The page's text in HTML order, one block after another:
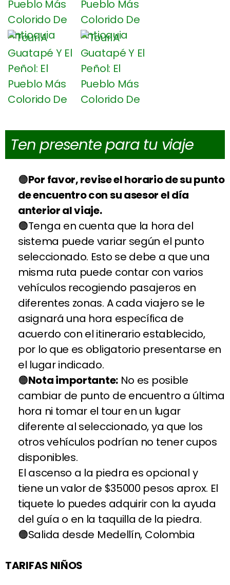
Ten presente para tu viaje
Por favor, revise el horario de su punto
de encuentro con su asesor el día
anterior al viaje.
Tenga en cuenta que la hora del
sistema puede variar según el punto
seleccionado. Esto se debe a que una
misma ruta puede contar con varios
vehículos recogiendo pasajeros en
diferentes zonas. A cada viajero se le
asignará una hora específica de
acuerdo con el itinerario establecido,
por lo que es obligatorio presentarse en
el lugar indicado.
Nota importante:No es posible
cambiar de punto de encuentro a última
hora ni tomar el tour en un lugar
diferente al seleccionado, ya que los
otros vehículos podrían no tener cupos
disponibles.
El ascenso a la piedra es opcional y
tiene un valor de $35000 pesos aprox. El
tiquete lo puedes adquirir con la ayuda
del guía o en la taquilla de la piedra.
Salida desde Medellín, Colombia
TARIFAS NIÑOS